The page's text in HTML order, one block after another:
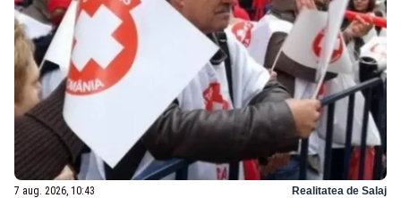
7 aug. 2026, 10:43 Realitatea de Salaj